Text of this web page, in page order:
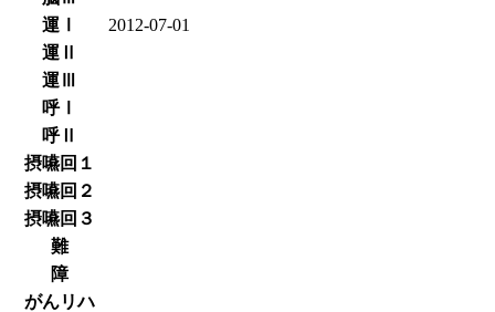
運Ⅰ
2012-07-01
運Ⅱ
運Ⅲ
呼Ⅰ
呼Ⅱ
摂嚥回１
摂嚥回２
摂嚥回３
難
障
がんリハ